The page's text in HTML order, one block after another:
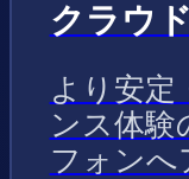
クラウ
より安定
ンス体験
フォンへ